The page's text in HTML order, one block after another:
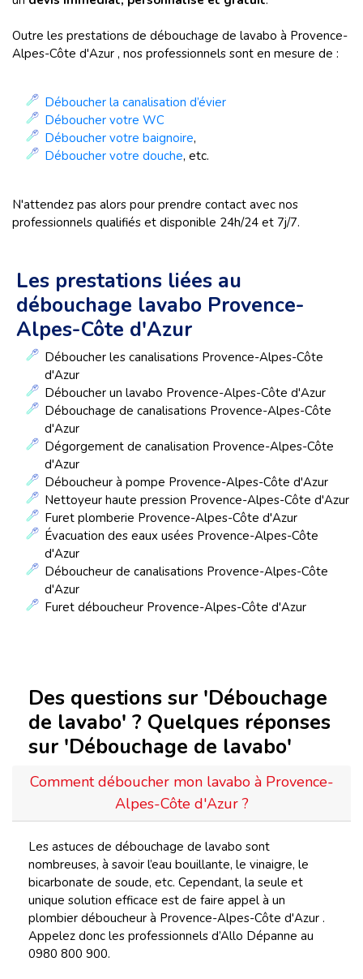
Outre les prestations de débouchage de lavabo à Provence-
Alpes-Côte d'Azur , nos professionnels sont en mesure de :
Déboucher la canalisation d’évier
Déboucher votre WC
Déboucher votre baignoire,
Déboucher votre douche, etc.
N'attendez pas alors pour prendre contact avec nos
professionnels qualifiés et disponible 24h/24 et 7j/7.
Les prestations liées au
débouchage lavabo Provence-
Alpes-Côte d'Azur
Déboucher les canalisations Provence-Alpes-Côte
d'Azur
Déboucher un lavabo Provence-Alpes-Côte d'Azur
Débouchage de canalisations Provence-Alpes-Côte
d'Azur
Dégorgement de canalisation Provence-Alpes-Côte
d'Azur
Déboucheur à pompe Provence-Alpes-Côte d'Azur
Nettoyeur haute pression Provence-Alpes-Côte d'Azur
Furet plomberie Provence-Alpes-Côte d'Azur
Évacuation des eaux usées Provence-Alpes-Côte
d'Azur
Déboucheur de canalisations Provence-Alpes-Côte
d'Azur
Furet déboucheur Provence-Alpes-Côte d'Azur
Des questions sur 'Débouchage
de lavabo' ? Quelques réponses
sur 'Débouchage de lavabo'
Comment déboucher mon lavabo à Provence-
Alpes-Côte d'Azur ?
Les astuces de débouchage de lavabo sont
nombreuses, à savoir l’eau bouillante, le vinaigre, le
bicarbonate de soude, etc. Cependant, la seule et
unique solution efficace est de faire appel à un
plombier déboucheur à Provence-Alpes-Côte d'Azur .
Appelez donc les professionnels d’Allo Dépanne au
0980 800 900.